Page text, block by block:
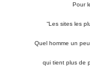
Pour
“Les sites les
Quel homme un
qui tient plus de